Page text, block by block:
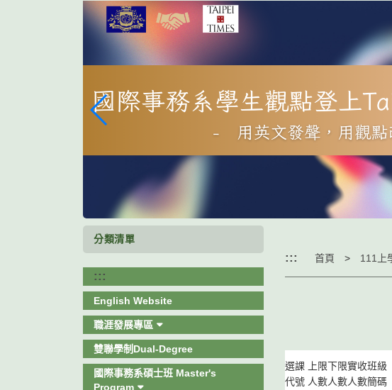
分類清單
:::
English Website
職涯發展專區
雙聯學制Dual-Degree
國際事務系碩士班 Master's
Program
::: 首頁
選課
代號
上限
人數
下限
人數
實收
人數
班級
簡碼